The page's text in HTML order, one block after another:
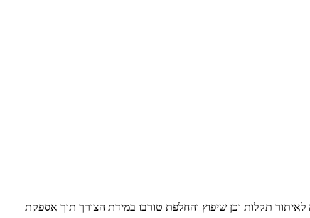
לאיתור תקלות וכן שיפוץ והחלפת טורבו במידת הצורך תוך אספקת